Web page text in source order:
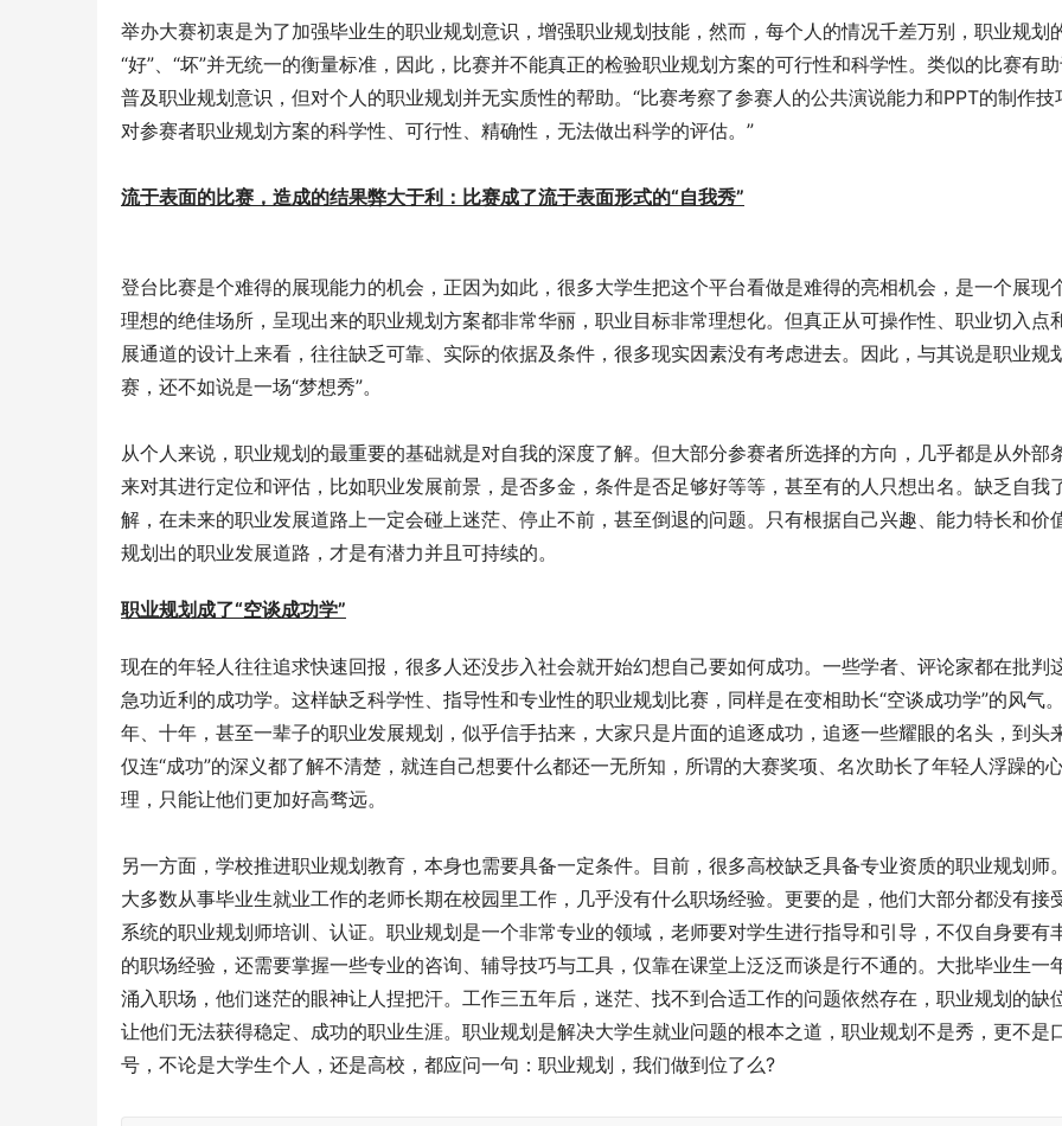
举办大赛初衷是为了加强毕业生的职业规划意识，增强职业规划技能，然而，每个人的情况千差万别，职业规划
“好”、“坏”并无统一的衡量标准，因此，比赛并不能真正的检验职业规划方案的可行性和科学性。类似的比赛有
普及职业规划意识，但对个人的职业规划并无实质性的帮助。“比赛考察了参赛人的公共演说能力和PPT的制作技
对参赛者职业规划方案的科学性、可行性、精确性，无法做出科学的评估。”
流于表面的比赛，造成的结果弊大于利：比赛成了流于表面形式的“自我秀”
登台比赛是个难得的展现能力的机会，正因为如此，很多大学生把这个平台看做是难得的亮相机会，是一个展现
理想的绝佳场所，呈现出来的职业规划方案都非常华丽，职业目标非常理想化。但真正从可操作性、职业切入点
展通道的设计上来看，往往缺乏可靠、实际的依据及条件，很多现实因素没有考虑进去。因此，与其说是职业规
赛，还不如说是一场“梦想秀”。
从个人来说，职业规划的最重要的基础就是对自我的深度了解。但大部分参赛者所选择的方向，几乎都是从外部
来对其进行定位和评估，比如职业发展前景，是否多金，条件是否足够好等等，甚至有的人只想出名。缺乏自我
解，在未来的职业发展道路上一定会碰上迷茫、停止不前，甚至倒退的问题。只有根据自己兴趣、能力特长和价
规划出的职业发展道路，才是有潜力并且可持续的。
职业规划成了“空谈成功学”
现在的年轻人往往追求快速回报，很多人还没步入社会就开始幻想自己要如何成功。一些学者、评论家都在批判
急功近利的成功学。这样缺乏科学性、指导性和专业性的职业规划比赛，同样是在变相助长“空谈成功学”的风气
年、十年，甚至一辈子的职业发展规划，似乎信手拈来，大家只是片面的追逐成功，追逐一些耀眼的名头，到头
仅连“成功”的深义都了解不清楚，就连自己想要什么都还一无所知，所谓的大赛奖项、名次助长了年轻人浮躁的
理，只能让他们更加好高骛远。
另一方面，学校推进职业规划教育，本身也需要具备一定条件。目前，很多高校缺乏具备专业资质的职业规划师
大多数从事毕业生就业工作的老师长期在校园里工作，几乎没有什么职场经验。更要的是，他们大部分都没有接
系统的职业规划师培训、认证。职业规划是一个非常专业的领域，老师要对学生进行指导和引导，不仅自身要有
的职场经验，还需要掌握一些专业的咨询、辅导技巧与工具，仅靠在课堂上泛泛而谈是行不通的。大批毕业生一
涌入职场，他们迷茫的眼神让人捏把汗。工作三五年后，迷茫、找不到合适工作的问题依然存在，职业规划的缺
让他们无法获得稳定、成功的职业生涯。职业规划是解决大学生就业问题的根本之道，职业规划不是秀，更不是
号，不论是大学生个人，还是高校，都应问一句：职业规划，我们做到位了么?